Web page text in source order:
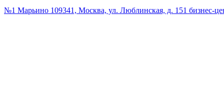
№1 Марьино 109341, Москва, ул. Люблинская, д. 151 бизнес-